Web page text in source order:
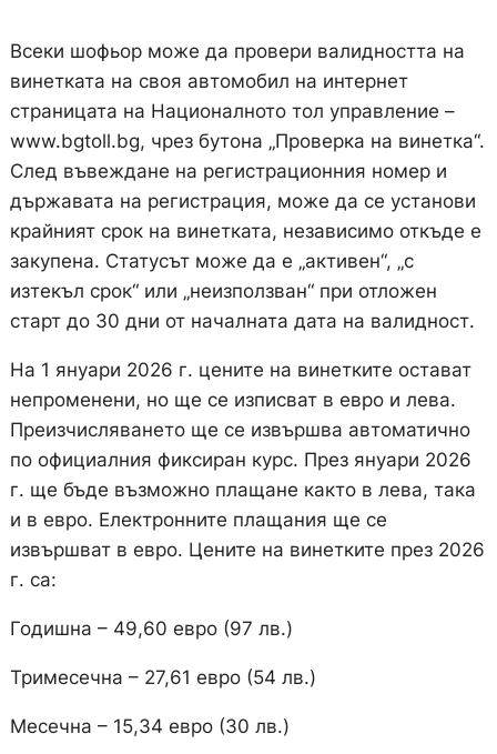
Всеки шофьор може да провери валидността на
винетката на своя автомобил на интернет
страницата на Националното тол управление –
www.bgtoll.bg, чрез бутона „Проверка на винетка“.
След въвеждане на регистрационния номер и
държавата на регистрация, може да се установи
крайният срок на винетката, независимо откъде е
закупена. Статусът може да е „активен“, „с
изтекъл срок“ или „неизползван“ при отложен
старт до 30 дни от началната дата на валидност.
На 1 януари 2026 г. цените на винетките остават
непроменени, но ще се изписват в евро и лева.
Преизчисляването ще се извършва автоматично
по официалния фиксиран курс. През януари 2026
г. ще бъде възможно плащане както в лева, така
и в евро. Електронните плащания ще се
извършват в евро. Цените на винетките през 2026
г. са:
Годишна – 49,60 евро (97 лв.)
Тримесечна – 27,61 евро (54 лв.)
Месечна – 15,34 евро (30 лв.)